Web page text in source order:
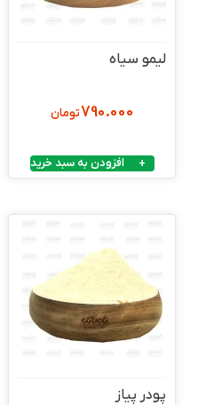
لیمو سیاه
790.000تومان
افزودن به سبد خرید
پودر پیاز